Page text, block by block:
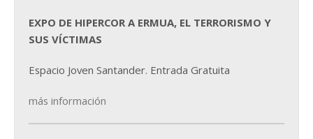
EXPO DE HIPERCOR A ERMUA, EL TERRORISMO Y
SUS VÍCTIMAS
Espacio Joven Santander. Entrada Gratuita
más información